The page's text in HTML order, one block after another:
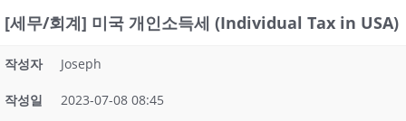
[세무/회계] 미국 개인소득세 (Individual Tax in USA)
작성자 Joseph
작성일 2023-07-08 08:45